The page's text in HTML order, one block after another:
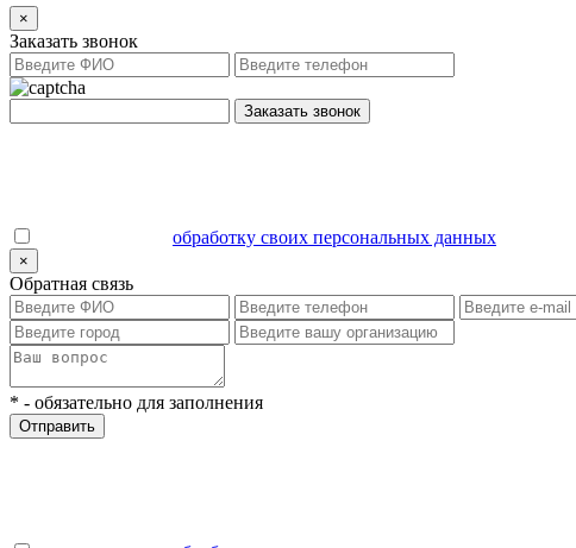
×
Заказать звонок
Заказать звонок
обработку своих персональных данных
×
Обратная связь
* - обязательно для заполнения
Отправить